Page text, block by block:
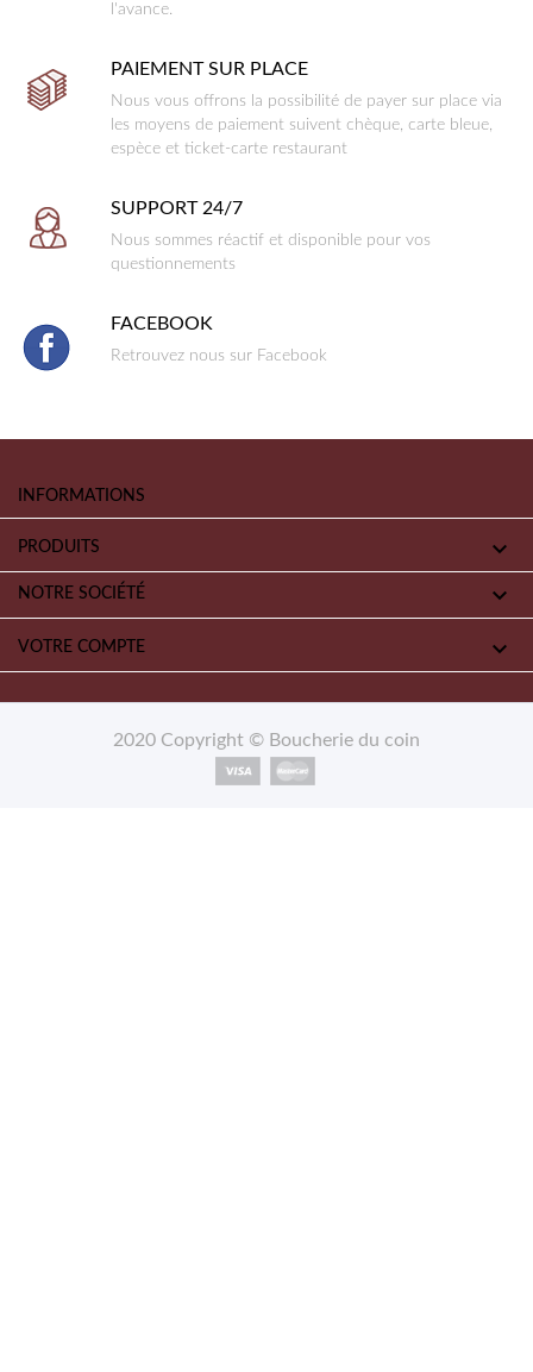
l'avance.
PAIEMENT SUR PLACE
Nous vous offrons la possibilité de payer sur place via
les moyens de paiement suivent chèque, carte bleue,
espèce et ticket-carte restaurant
SUPPORT 24/7
Nous sommes réactif et disponible pour vos
questionnements
FACEBOOK
Retrouvez nous sur Facebook
INFORMATIONS
PRODUITS 
NOTRE SOCIÉTÉ 
VOTRE COMPTE 
2020 Copyright © Boucherie du coin